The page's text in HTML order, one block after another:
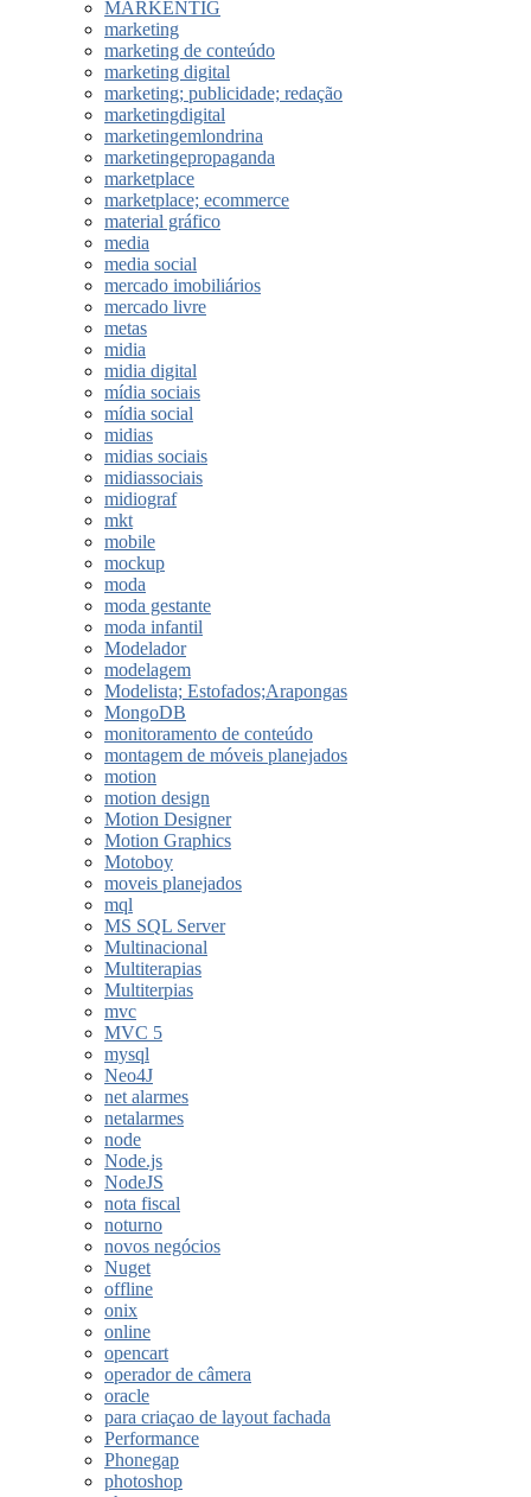
MARKENTIG
marketing
marketing de conteúdo
marketing digital
marketing; publicidade; redação
marketingdigital
marketingemlondrina
marketingepropaganda
marketplace
marketplace; ecommerce
material gráfico
media
media social
mercado imobiliários
mercado livre
metas
midia
midia digital
mídia sociais
mídia social
midias
midias sociais
midiassociais
midiograf
mkt
mobile
mockup
moda
moda gestante
moda infantil
Modelador
modelagem
Modelista; Estofados;Arapongas
MongoDB
monitoramento de conteúdo
montagem de móveis planejados
motion
motion design
Motion Designer
Motion Graphics
Motoboy
moveis planejados
mql
MS SQL Server
Multinacional
Multiterapias
Multiterpias
mvc
MVC 5
mysql
Neo4J
net alarmes
netalarmes
node
Node.js
NodeJS
nota fiscal
noturno
novos negócios
Nuget
offline
onix
online
opencart
operador de câmera
oracle
para criaçao de layout fachada
Performance
Phonegap
photoshop